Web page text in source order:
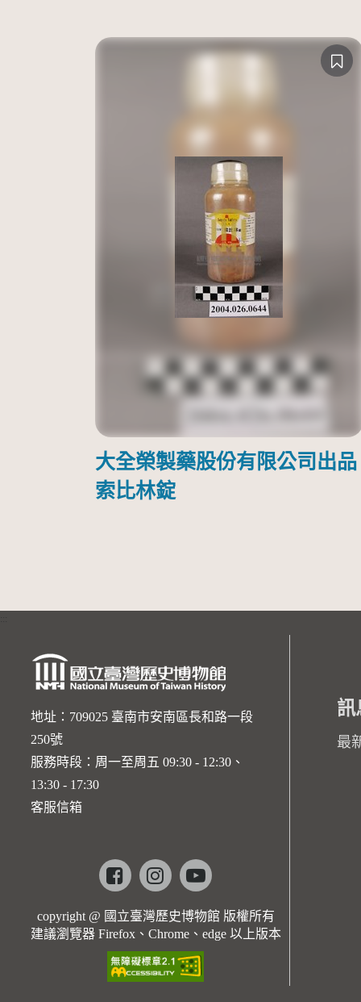
大全榮製藥股份有限公司出品
索比林錠
地址：709025 臺南市安南區長和路一段
250號
服務時段：周一至周五 09:30 - 12:30、
13:30 - 17:30
客服信箱
Facebookinstagramyoutube
copyright @ 國立臺灣歷史博物館 版權所有
建議瀏覽器 Firefox、Chrome、edge 以上版本
訊
最